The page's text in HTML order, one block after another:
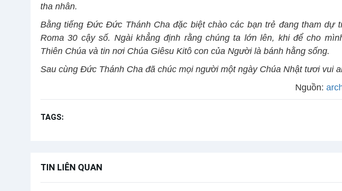
tha nhân.
Bằng tiếng Đức Đức Thánh Cha đặc biệt chào các bạn trẻ đang tham dự
Roma 30 cậy số. Ngài khẳng định rằng chúng ta lớn lên, khi để cho
Thiên Chúa và tin nơi Chúa Giêsu Kitô con của Người là bánh hằng sống.
Sau cùng Đức Thánh Cha đã chúc mọi người một ngày Chúa Nhật tươi vui
Nguồn:
TAGS:
TIN LIÊN QUAN